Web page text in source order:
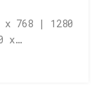
x 768 | 1280
x…